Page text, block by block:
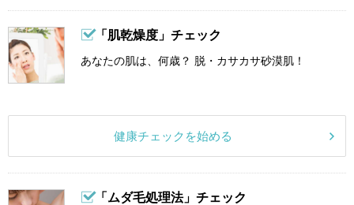
「肌乾燥度」チェック
あなたの肌は、何歳？ 脱・カサカサ砂漠肌！
健康チェックを始める
「ムダ毛処理法」チェック